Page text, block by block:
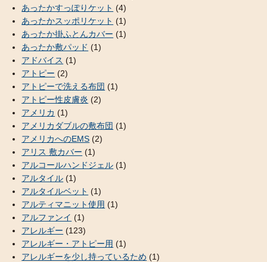
あったかすっぽりケット (4)
あったかスッポリケット (1)
あったか掛ふとんカバー (1)
あったか敷パッド (1)
アドバイス (1)
アトピー (2)
アトピーで洗える布団 (1)
アトピー性皮膚炎 (2)
アメリカ (1)
アメリカダブルの敷布団 (1)
アメリカへのEMS (2)
アリス 敷カバー (1)
アルコールハンドジェル (1)
アルタイル (1)
アルタイルベット (1)
アルティマニット使用 (1)
アルファンイ (1)
アレルギー (123)
アレルギー・アトピー用 (1)
アレルギーを少し持っているため (1)